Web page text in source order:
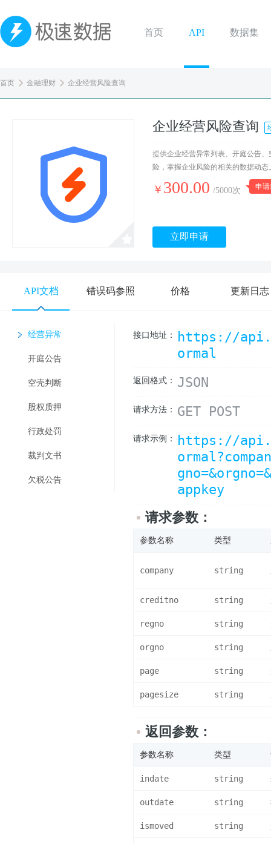
首页 API 数据集
首页 金融理财 企业经营风险查询
企业经营风险查询
提供企业经营异常列表、开庭公告
险，掌握企业风险的相关的数据动态
￥ 300.00 /5000次 申
立即申请
API文档 错误码参照 价格 更新日志
经营异常
开庭公告
空壳判断
股权质押
行政处罚
裁判文书
欠税公告
接口地址：
https://
ormal
返回格式： JSON
请求方法： GET POST
请求示例：
https://
appkey
请求参数：
参数名称 类型
company string
creditno string
regno string
orgno string
page string
pagesize string
返回参数：
参数名称 类型
indate string
outdate string
ismoved string